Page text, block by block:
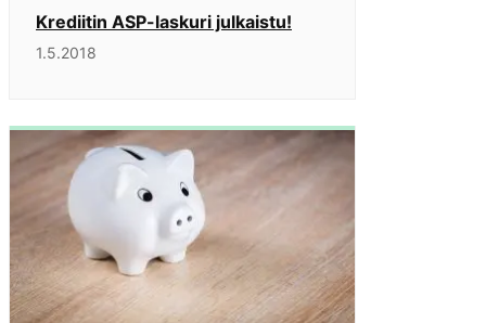
Krediitin ASP-laskuri julkaistu!
1.5.2018